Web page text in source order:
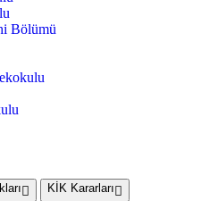
Bölümü
KİK Kararları